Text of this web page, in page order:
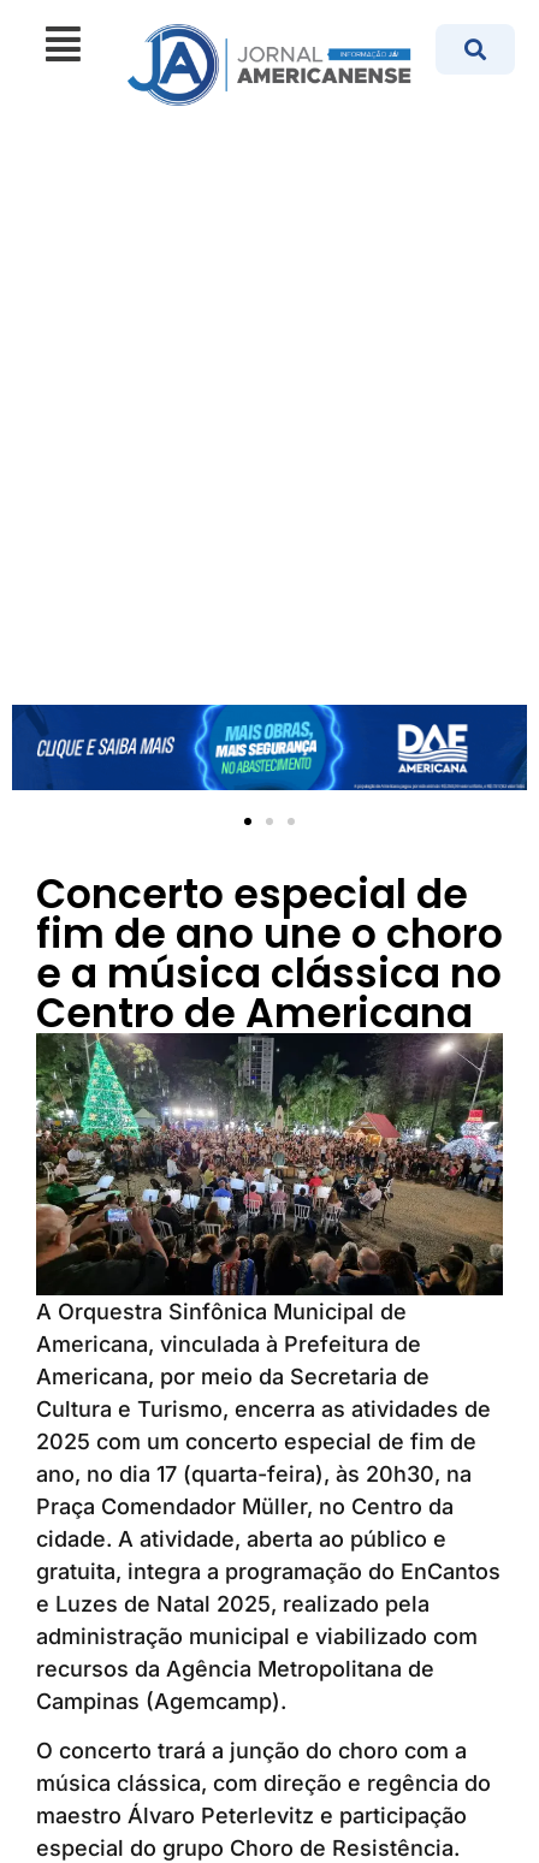
Concerto especial de
fim de ano une o choro
e a música clássica no
Centro de Americana
A Orquestra Sinfônica Municipal de
Americana, vinculada à Prefeitura de
Americana, por meio da Secretaria de
Cultura e Turismo, encerra as atividades de
2025 com um concerto especial de fim de
ano, no dia 17 (quarta-feira), às 20h30, na
Praça Comendador Müller, no Centro da
cidade. A atividade, aberta ao público e
gratuita, integra a programação do EnCantos
e Luzes de Natal 2025, realizado pela
administração municipal e viabilizado com
recursos da Agência Metropolitana de
Campinas (Agemcamp).
O concerto trará a junção do choro com a
música clássica, com direção e regência do
maestro Álvaro Peterlevitz e participação
especial do grupo Choro de Resistência.